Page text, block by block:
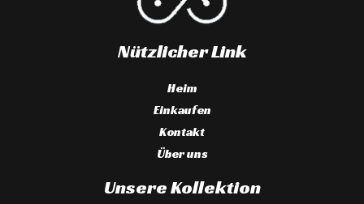
Nützlicher Link
Heim
Einkaufen
Kontakt
Über uns
Unsere Kollektion